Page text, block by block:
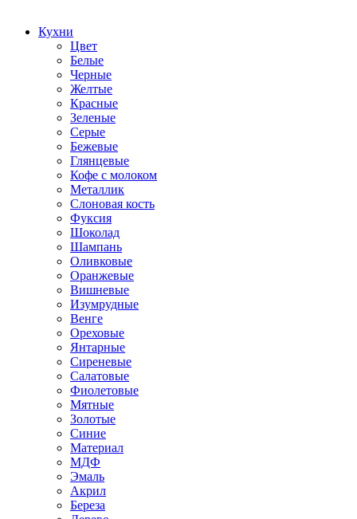
Кухни
Цвет
Белые
Черные
Желтые
Красные
Зеленые
Серые
Бежевые
Глянцевые
Кофе с молоком
Металлик
Слоновая кость
Фуксия
Шоколад
Шампань
Оливковые
Оранжевые
Вишневые
Изумрудные
Венге
Ореховые
Янтарные
Сиреневые
Салатовые
Фиолетовые
Мятные
Золотые
Синие
Материал
МДФ
Эмаль
Акрил
Береза